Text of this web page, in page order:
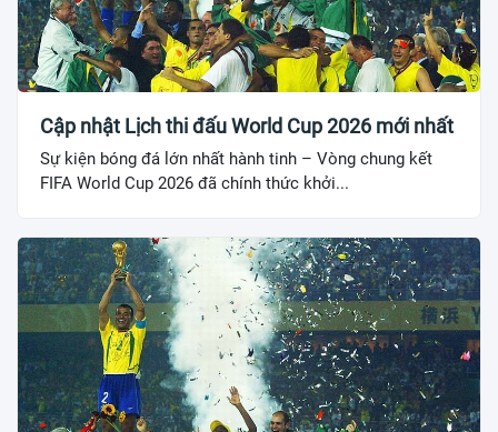
Cập nhật Lịch thi đấu World Cup 2026 mới nhất
Sự kiện bóng đá lớn nhất hành tinh – Vòng chung kết
FIFA World Cup 2026 đã chính thức khởi...